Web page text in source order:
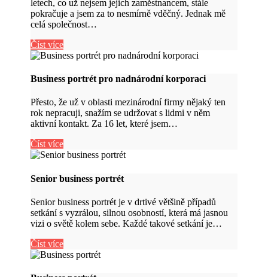
letech, co už nejsem jejich zaměstnancem, stále
pokračuje a jsem za to nesmírně vděčný. Jednak mě
celá společnost…
Číst více
Business portrét pro nadnárodní korporaci
Přesto, že už v oblasti mezinárodní firmy nějaký ten
rok nepracuji, snažím se udržovat s lidmi v něm
aktivní kontakt. Za 16 let, které jsem…
Číst více
Senior business portrét
Senior business portrét je v drtivé většině případů
setkání s vyzrálou, silnou osobností, která má jasnou
vizi o světě kolem sebe. Každé takové setkání je…
Číst více